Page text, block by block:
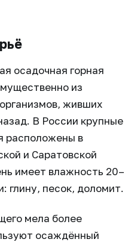
осадочная горная
из
живших
В России крупные
расположены в
и Саратовской
имеет влажность 20–
глину, песок, доломит.
мела более
осаждённый